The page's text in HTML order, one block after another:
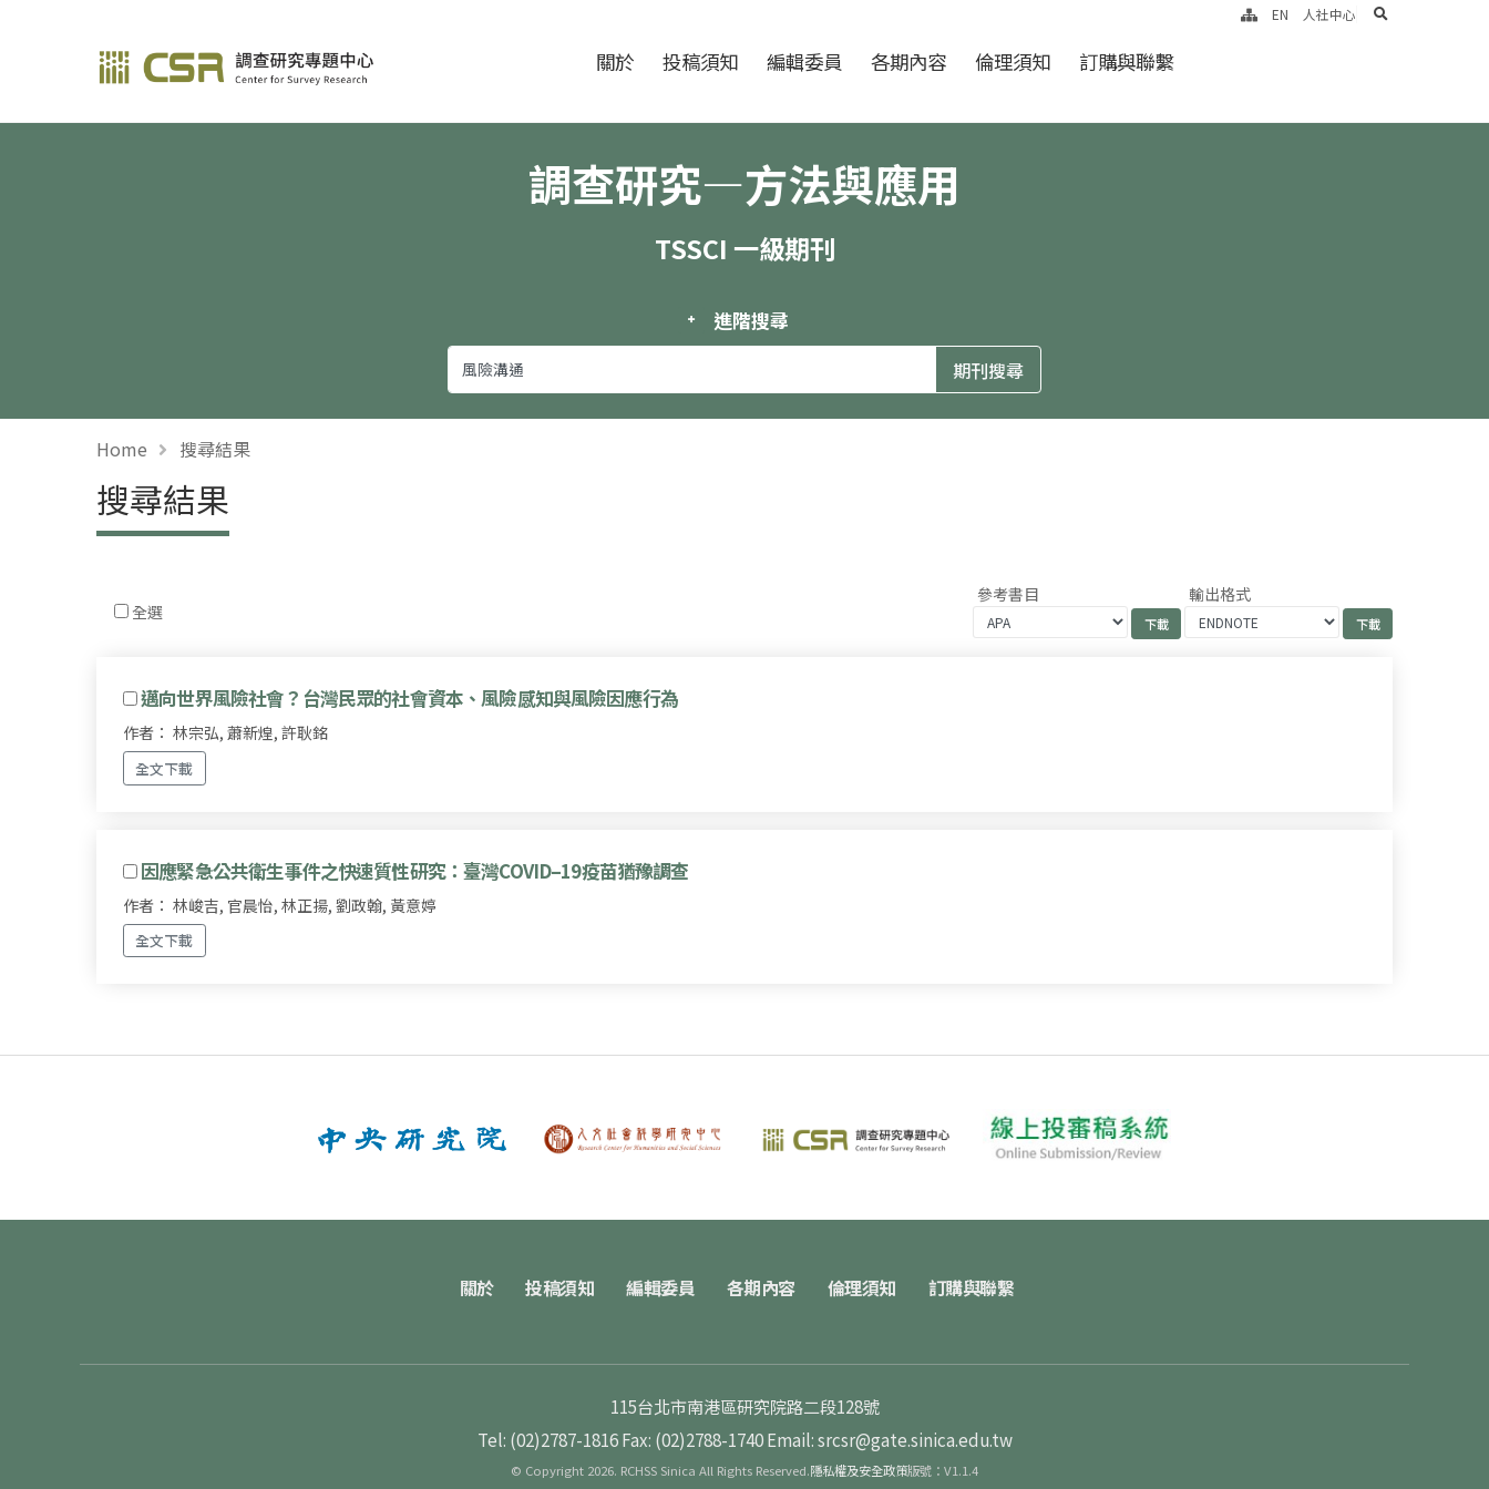
調查研究—方法與應用期刊 關於 投稿須知 編輯委員 各期內容 倫理須知 訂購與聯繫
EN 人社中心 search
調查研究—方法與應用
TSSCI 一級期刊
進階搜尋
Home 搜尋結果
搜尋結果
全選
參考書目 輸出格式
邁向世界風險社會？台灣民眾的社會資本、風險感知與風險因應行為
作者： 林宗弘, 蕭新煌, 許耿銘
全文下載
因應緊急公共衛生事件之快速質性研究：臺灣COVID–19疫苗猶豫調查
作者： 林峻吉, 官晨怡, 林正揚, 劉政翰, 黃意婷
全文下載
關於 投稿須知 編輯委員 各期內容 倫理須知 訂購與聯繫
115台北市南港區研究院路二段128號
Tel: (02)2787-1816 Fax: (02)2788-1740 Email: srcsr@gate.sinica.edu.tw
© Copyright 2026. RCHSS Sinica All Rights Reserved.隱私權及安全政策版號：V1.1.4